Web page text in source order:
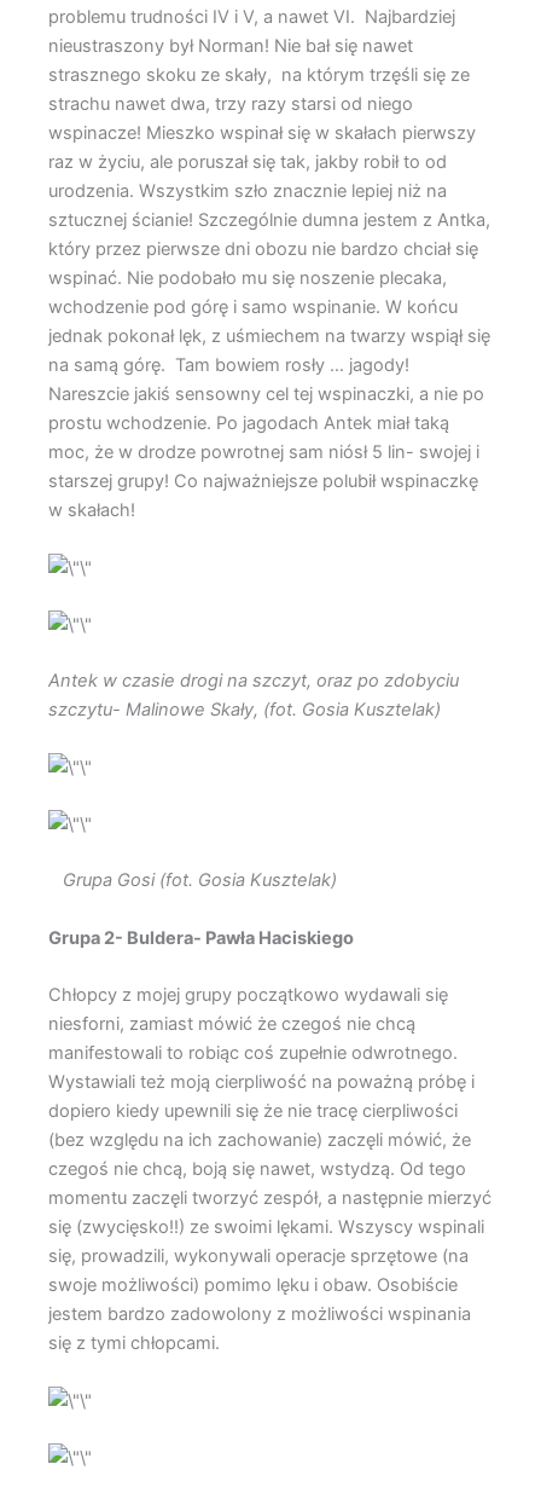
problemu trudności IV i V, a nawet VI. Najbardziej
nieustraszony był Norman! Nie bał się nawet
strasznego skoku ze skały, na którym trzęśli się ze
strachu nawet dwa, trzy razy starsi od niego
wspinacze! Mieszko wspinał się w skałach pierwszy
raz w życiu, ale poruszał się tak, jakby robił to od
urodzenia. Wszystkim szło znacznie lepiej niż na
sztucznej ścianie! Szczególnie dumna jestem z Antka,
który przez pierwsze dni obozu nie bardzo chciał się
wspinać. Nie podobało mu się noszenie plecaka,
wchodzenie pod górę i samo wspinanie. W końcu
jednak pokonał lęk, z uśmiechem na twarzy wspiął się
na samą górę. Tam bowiem rosły … jagody!
Nareszcie jakiś sensowny cel tej wspinaczki, a nie po
prostu wchodzenie. Po jagodach Antek miał taką
moc, że w drodze powrotnej sam niósł 5 lin- swojej i
starszej grupy! Co najważniejsze polubił wspinaczkę
w skałach!
Antek w czasie drogi na szczyt, oraz po zdobyciu
szczytu- Malinowe Skały, (fot. Gosia Kusztelak)
Grupa Gosi (fot. Gosia Kusztelak)
Grupa 2- Buldera- Pawła Haciskiego
Chłopcy z mojej grupy początkowo wydawali się
niesforni, zamiast mówić że czegoś nie chcą
manifestowali to robiąc coś zupełnie odwrotnego.
Wystawiali też moją cierpliwość na poważną próbę i
dopiero kiedy upewnili się że nie tracę cierpliwości
(bez względu na ich zachowanie) zaczęli mówić, że
czegoś nie chcą, boją się nawet, wstydzą. Od tego
momentu zaczęli tworzyć zespół, a następnie mierzyć
się (zwycięsko!!) ze swoimi lękami. Wszyscy wspinali
się, prowadzili, wykonywali operacje sprzętowe (na
swoje możliwości) pomimo lęku i obaw. Osobiście
jestem bardzo zadowolony z możliwości wspinania
się z tymi chłopcami.